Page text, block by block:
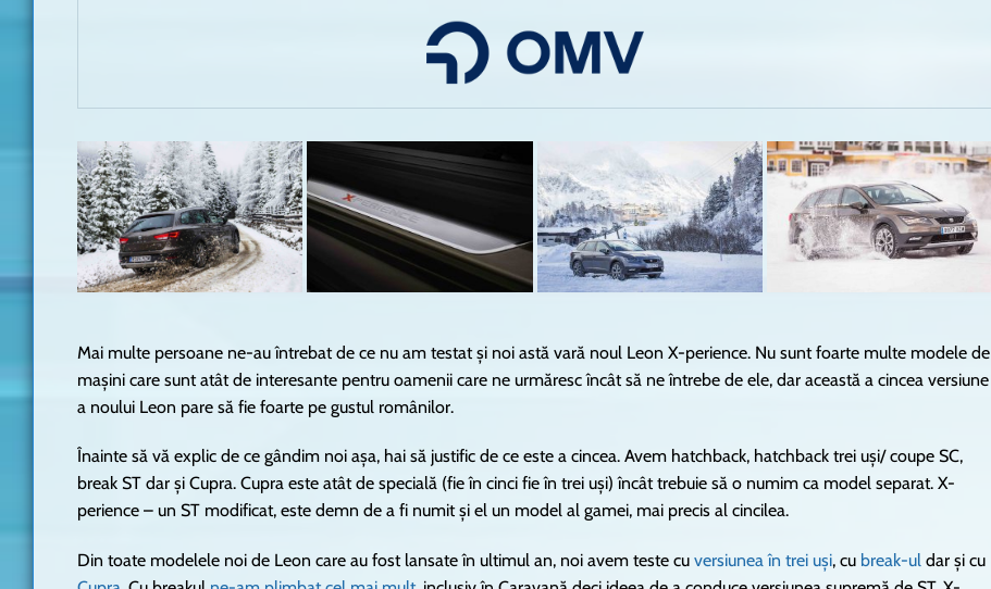
Mai multe persoane ne-au întrebat de ce nu am testat și noi astă vară noul Leon X-perience. Nu sunt foarte multe modele de
mașini care sunt atât de interesante pentru oamenii care ne urmăresc încât să ne întrebe de ele, dar această a cincea versiune
a noului Leon pare să fie foarte pe gustul românilor.
Înainte să vă explic de ce gândim noi așa, hai să justific de ce este a cincea. Avem hatchback, hatchback trei uși/ coupe SC,
break ST dar și Cupra. Cupra este atât de specială (fie în cinci fie în trei uși) încât trebuie să o numim ca model separat. X-
perience – un ST modificat, este demn de a fi numit și el un model al gamei, mai precis al cincilea.
Din toate modelele noi de Leon care au fost lansate în ultimul an, noi avem teste cu versiunea în trei uși, cu break-ul dar și cu